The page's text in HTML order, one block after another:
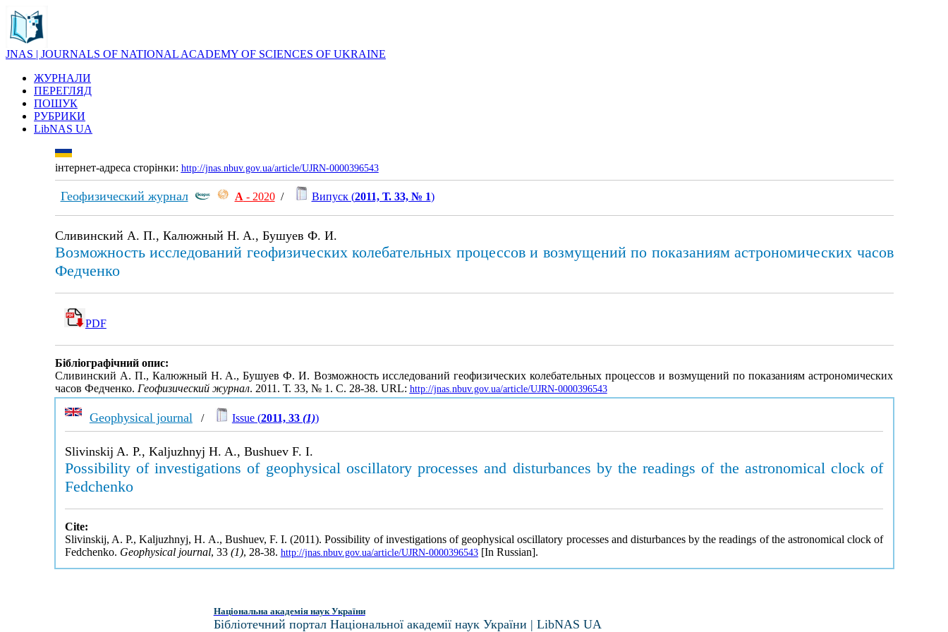
JNAS | JOURNALS OF NATIONAL ACADEMY OF SCIENCES OF UKRAINE
ЖУРНАЛИ
ПЕРЕГЛЯД
ПОШУК
РУБРИКИ
LibNAS UA
інтернет-адреса сторінки: http://jnas.nbuv.gov.ua/article/UJRN-0000396543
Геофизический журнал А - 2020/ Випуск (2011, Т. 33, № 1)
Сливинский А. П., Калюжный H. A., Бушуев Ф. И.
Возможность исследований геофизических колебательных процессов и возмущений по показаниям астрономических часов
Федченко
PDF
Бібліографічний опис:
Сливинский А. П., Калюжный H. A., Бушуев Ф. И. Возможность исследований геофизических колебательных процессов и возмущений по показаниям астрономических
часов Федченко. Геофизический журнал. 2011. Т. 33, № 1. С. 28-38. URL: http://jnas.nbuv.gov.ua/article/UJRN-0000396543
Geophysical journal / Issue (2011, 33 (1))
Slivinskij A. P., Kaljuzhnyj H. A., Bushuev F. I.
Possibility of investigations of geophysical oscillatory processes and disturbances by the readings of the astronomical clock of
Fedchenko
Cite:
Slivinskij, A. P., Kaljuzhnyj, H. A., Bushuev, F. I. (2011). Possibility of investigations of geophysical oscillatory processes and disturbances by the readings of the astronomical clock of
Fedchenko. Geophysical journal, 33 (1), 28-38. http://jnas.nbuv.gov.ua/article/UJRN-0000396543[In Russian].
Національна академія наук України
Бібліотечний портал Національної академії наук України | LibNAS UA